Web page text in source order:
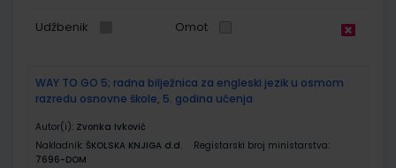
Udžbenik Omot
WAY TO GO 5; radna bilježnica za engleski jezik u osmom
razredu osnovne škole, 5. godina učenja
Autor(i): Zvonka Ivković
Nakladnik: ŠKOLSKA KNJIGA d.d.
Registarski broj ministarstva:
7696-DOM